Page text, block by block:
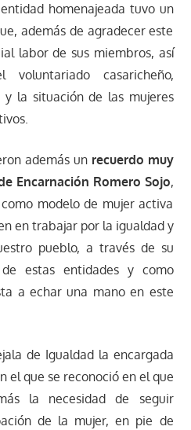
homenajeada tuvo un
además de agradecer este
labor de sus miembros, así
casaricheño,
y la situación de las mujeres
además un recuerdo muy
Encarnación Romero Sojo,
modelo de mujer activa
en trabajar por la igualdad y
pueblo, a través de su
estas entidades y como
a echar una mano en este
de Igualdad la encargada
el que se reconoció en el que
la necesidad de seguir
de la mujer, en pie de